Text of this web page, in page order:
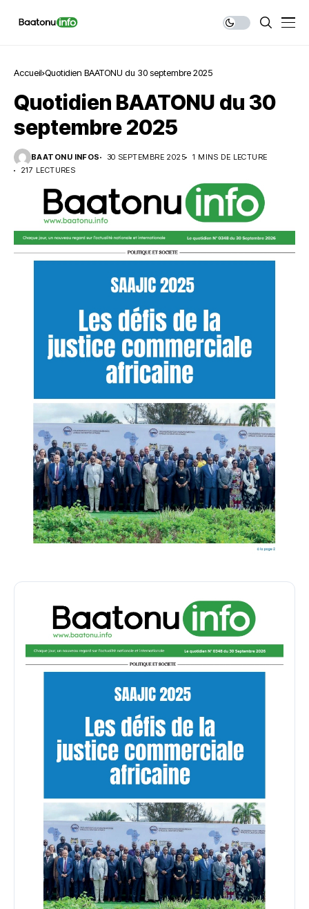
Accueil Quotidien BAATONU du 30 septembre 2025
Quotidien BAATONU du 30
septembre 2025
BAATONU INFOS 30 SEPTEMBRE 2025
1 MINS DE LECTURE
217 LECTURES